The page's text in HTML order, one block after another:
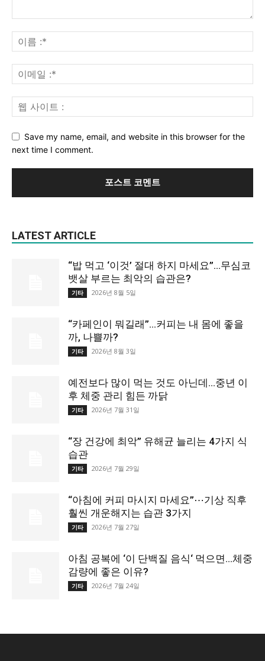
Save my name, email, and website in this browser for the
next time I comment.
LATEST ARTICLE
“밥 먹고 ‘이것’ 절대 하지 마세요”…무심코
뱃살 부르는 최악의 습관은?
기타 2026년 8월 5일
“카페인이 뭐길래”…커피는 내 몸에 좋을
까, 나쁠까?
기타 2026년 8월 3일
예전보다 많이 먹는 것도 아닌데…중년 이
후 체중 관리 힘든 까닭
기타 2026년 7월 31일
“장 건강에 최악” 유해균 늘리는 4가지 식
습관
기타 2026년 7월 29일
“아침에 커피 마시지 마세요”⋯기상 직후
훨씬 개운해지는 습관 3가지
기타 2026년 7월 27일
아침 공복에 ‘이 단백질 음식‘ 먹으면…체중
감량에 좋은 이유?
기타 2026년 7월 24일